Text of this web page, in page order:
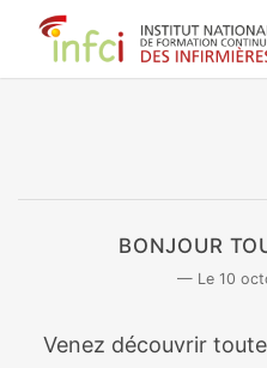
BONJOUR
10
Venez découvrir toute